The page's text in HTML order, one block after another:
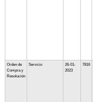
Orden de
Compra y
Resolución
Servicio
26-01-
2023
7816